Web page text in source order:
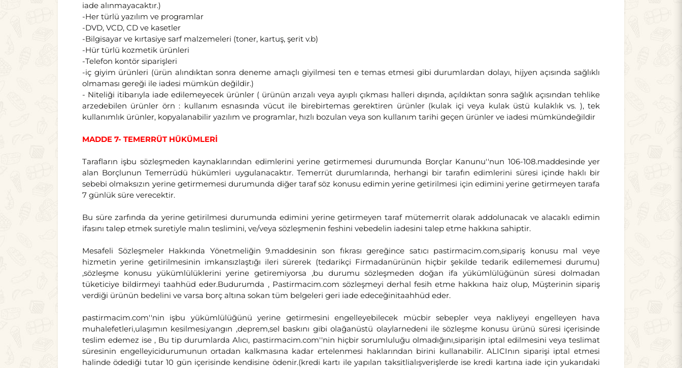
iade alınmayacaktır.)
-Her türlü yazılım ve programlar
-DVD, VCD, CD ve kasetler
-Bilgisayar ve kırtasiye sarf malzemeleri (toner, kartuş, şerit v.b)
-Hür türlü kozmetik ürünleri
-Telefon kontör siparişleri
-iç giyim ürünleri (ürün alındıktan sonra deneme amaçlı giyilmesi ten e temas etmesi gibi durumlardan dolayı, hijyen açısında sağlıklı
olmaması gereği ile iadesi mümkün değildir.)
- Niteliği itibarıyla iade edilemeyecek ürünler ( ürünün arızalı veya ayıplı çıkması halleri dışında, açıldıktan sonra sağlık açısından tehlike
arzedebilen ürünler örn : kullanım esnasında vücut ile birebirtemas gerektiren ürünler (kulak içi veya kulak üstü kulaklık vs. ), tek
kullanımlık ürünler, kopyalanabilir yazılım ve programlar, hızlı bozulan veya son kullanım tarihi geçen ürünler ve iadesi mümkündeğildir
MADDE 7- TEMERRÜT HÜKÜMLERİ
Tarafların işbu sözleşmeden kaynaklarından edimlerini yerine getirmemesi durumunda Borçlar Kanunu''nun 106-108.maddesinde yer
alan Borçlunun Temerrüdü hükümleri uygulanacaktır. Temerrüt durumlarında, herhangi bir tarafın edimlerini süresi içinde haklı bir
sebebi olmaksızın yerine getirmemesi durumunda diğer taraf söz konusu edimin yerine getirilmesi için edimini yerine getirmeyen tarafa
7 günlük süre verecektir.
Bu süre zarfında da yerine getirilmesi durumunda edimini yerine getirmeyen taraf mütemerrit olarak addolunacak ve alacaklı edimin
ifasını talep etmek suretiyle malın teslimini, ve/veya sözleşmenin feshini vebedelin iadesini talep etme hakkına sahiptir.
Mesafeli Sözleşmeler Hakkında Yönetmeliğin 9.maddesinin son fıkrası gereğince satıcı pastirmacim.com,sipariş konusu mal veye
hizmetin yerine getirilmesinin imkansızlaştığı ileri sürerek (tedarikçi Firmadanürünün hiçbir şekilde tedarik edilememesi durumu)
,sözleşme konusu yükümlülüklerini yerine getiremiyorsa ,bu durumu sözleşmeden doğan ifa yükümlülüğünün süresi dolmadan
tüketiciye bildirmeyi taahhüd eder.Budurumda , Pastirmacim.com sözleşmeyi derhal fesih etme hakkına haiz olup, Müşterinin sipariş
verdiği ürünün bedelini ve varsa borç altına sokan tüm belgeleri geri iade edeceğinitaahhüd eder.
pastirmacim.com''nin işbu yükümlülüğünü yerine getirmesini engelleyebilecek mücbir sebepler veya nakliyeyi engelleyen hava
muhalefetleri,ulaşımın kesilmesi,yangın ,deprem,sel baskını gibi olağanüstü olaylarnedeni ile sözleşme konusu ürünü süresi içerisinde
teslim edemez ise , Bu tip durumlarda Alıcı, pastirmacim.com''nin hiçbir sorumluluğu olmadığını,siparişin iptal edilmesini veya teslimat
süresinin engelleyicidurumunun ortadan kalkmasına kadar ertelenmesi haklarından birini kullanabilir. ALICInın siparişi iptal etmesi
halinde ödediği tutar 10 gün içerisinde kendisine ödenir.(kredi kartı ile yapılan taksitlialışverişlerde ise kredi kartına iade için yukarıdaki